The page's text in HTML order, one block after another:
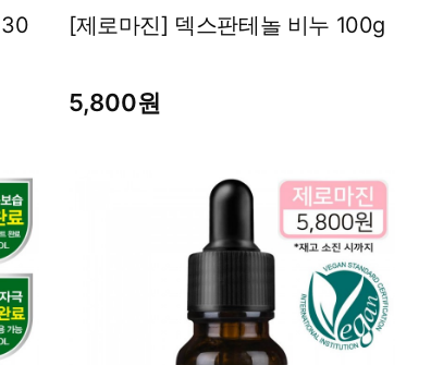
[제로마진] 덱스판테놀 비누 100g
5,800원